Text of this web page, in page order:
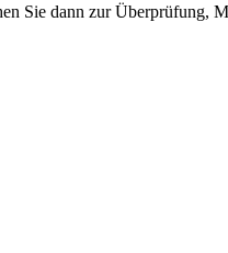
Sie dann zur Überprüfung,